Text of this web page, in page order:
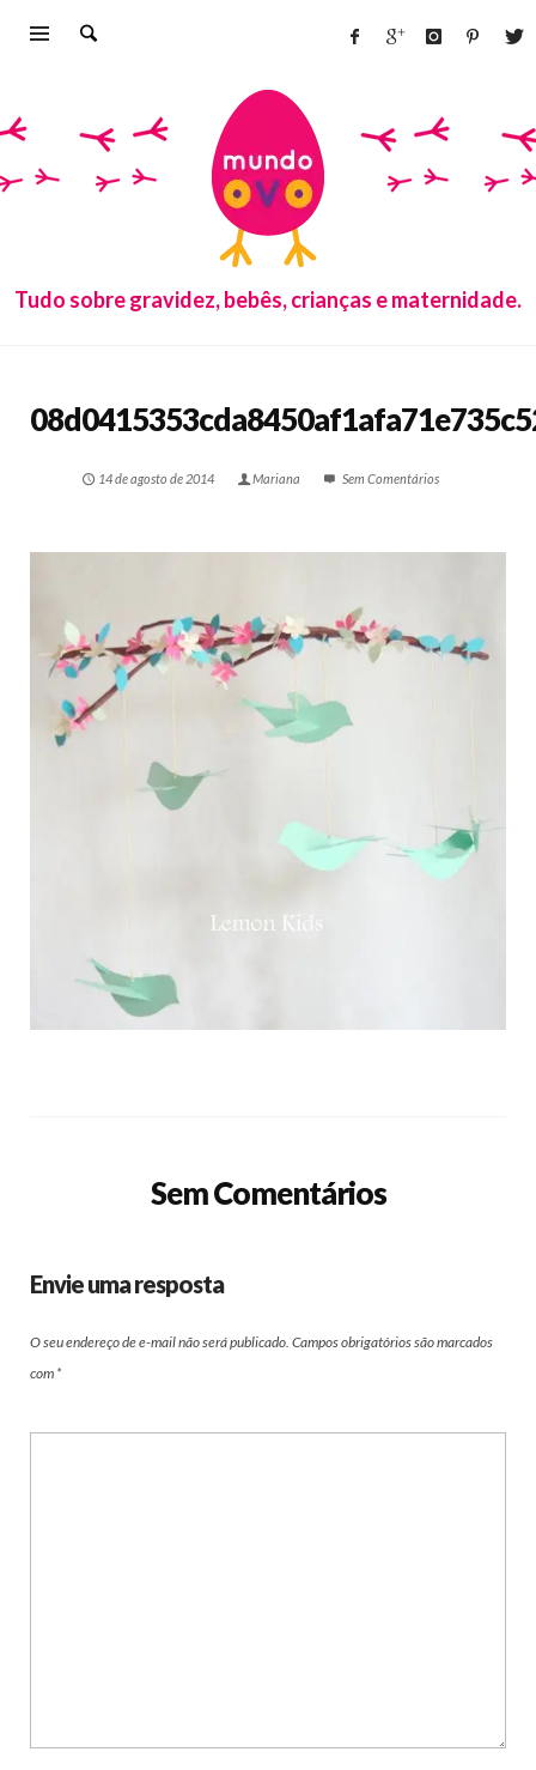
Tudo sobre gravidez, bebês, crianças e maternidade.
14 de agosto de 2014 Mariana Sem Comentários
Sem Comentários
Envie uma resposta
O seu endereço de e-mail não será publicado. Campos obrigatórios são marcados
com *